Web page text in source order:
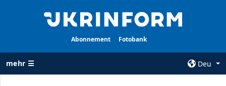
Abonnement Fotobank
mehr ☰
Deu